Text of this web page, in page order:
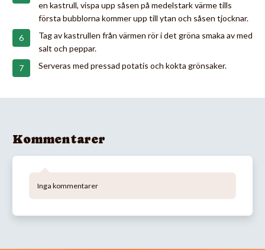
en kastrull, vispa upp såsen på medelstark värme tills
första bubblorna kommer upp till ytan och såsen tjocknar.
Tag av kastrullen från värmen rör i det gröna smaka av med
salt och peppar.
Serveras med pressad potatis och kokta grönsaker.
Kommentarer
Inga kommentarer